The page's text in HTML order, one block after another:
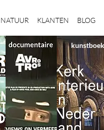
NATUUR KLANTEN BLOG
kunstboek